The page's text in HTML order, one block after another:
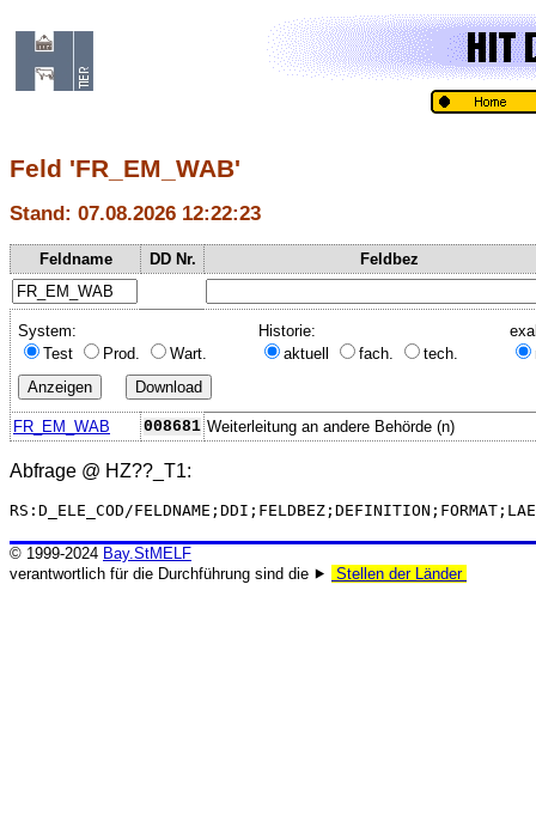
Feld 'FR_EM_WAB'
Stand: 07.08.2026 12:22:23
Feldname DD Nr. Feldbez
System:
Test
Prod. Wart.
Historie:
aktuell
fach. tech.
FR_EM_WAB 008681 Weiterleitung an andere Behörde (n)
Abfrage @ HZ??_T1:
RS:D_ELE_COD/
© 1999-2024 Bay.StMELF
verantwortlich für die Durchführung sind die ⯈
Stellen der Länder